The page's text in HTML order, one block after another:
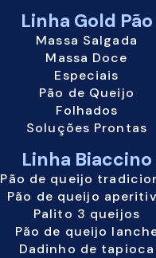
Linha Gold Pão
Massa Salgada
Massa Doce
Especiais
Pão de Queijo
Folhados
Soluções Prontas
Linha Biaccino
Pão de queijo
Pão de queijo
Palito 3 queijos
Pão de queijo
Dadinho de tapioca